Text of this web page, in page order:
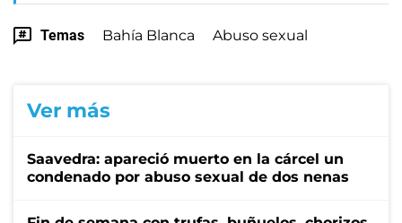
Temas Bahía Blanca Abuso sexual
Ver más
Saavedra: apareció muerto en la cárcel un
condenado por abuso sexual de dos nenas